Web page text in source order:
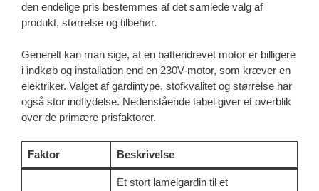
den endelige pris bestemmes af det samlede valg af
produkt, størrelse og tilbehør.
Generelt kan man sige, at en batteridrevet motor er billigere
i indkøb og installation end en 230V-motor, som kræver en
elektriker. Valget af gardintype, stofkvalitet og størrelse har
også stor indflydelse. Nedenstående tabel giver et overblik
over de primære prisfaktorer.
Faktor Beskrivelse
Et stort lamelgardin til et